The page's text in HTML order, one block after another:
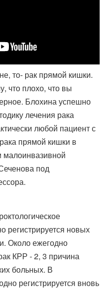
то- рак прямой кишки.
что плохо, что вы
Блохина успешно
лечения рака
любой пациент с
прямой кишки в
малоинвазивной
под
регистрируется новых
Около ежегодно
КРР - 2, 3 причина
больных. В
регистрируется вновь